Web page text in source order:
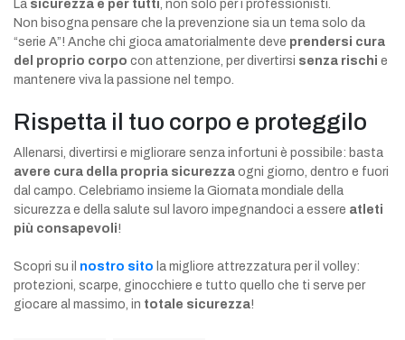
La sicurezza è per tutti , non solo per i professionisti.
Non bisogna pensare che la prevenzione sia un tema solo da
“serie A”! Anche chi gioca amatorialmente deve prendersi cura
del proprio corpo con attenzione, per divertirsi senza rischi e
mantenere viva la passione nel tempo.
Rispetta il tuo corpo e proteggilo
Allenarsi, divertirsi e migliorare senza infortuni è possibile: basta
avere cura della propria sicurezza ogni giorno, dentro e fuori
dal campo. Celebriamo insieme la Giornata mondiale della
sicurezza e della salute sul lavoro impegnandoci a essere atleti
più consapevoli!
Scopri su il nostro sito la migliore attrezzatura per il volley:
protezioni, scarpe, ginocchiere e tutto quello che ti serve per
giocare al massimo, in totale sicurezza!